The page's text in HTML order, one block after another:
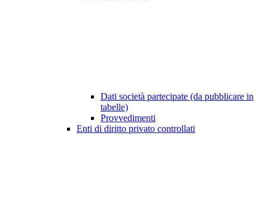
Dati società partecipate (da pubblicare in
tabelle)
Provvedimenti
Enti di diritto privato controllati